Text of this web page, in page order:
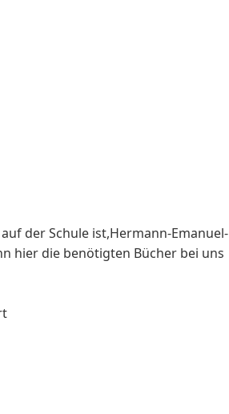
der Schule ist,Hermann-Emanuel-
hier die benötigten Bücher bei uns